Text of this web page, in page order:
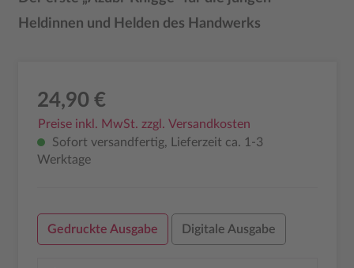
Heldinnen und Helden des Handwerks
24,90 €
Preise inkl. MwSt. zzgl. Versandkosten
Sofort versandfertig, Lieferzeit ca. 1-3
Werktage
Gedruckte Ausgabe Digitale Ausgabe